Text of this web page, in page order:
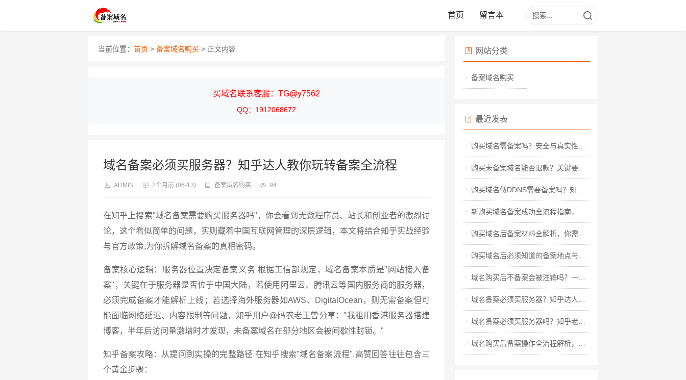
首页 留言本
当前位置： 首页 > 备案域名购买 > 正文内容
买域名联系客服：TG@y7562
QQ：1912068672
域名备案必须买服务器？知乎达人教你玩转备案全流程
ADMIN 2个月前 (06-13) 备案域名购买 94
在知乎上搜索"域名备案需要购买服务器吗"，你会看到无数程序员、站长和创业者的激烈讨
论，这个看似简单的问题，实则藏着中国互联网管理的深层逻辑，本文将结合知乎实战经验
与官方政策,为你拆解域名备案的真相密码。
备案核心逻辑：服务器位置决定备案义务 根据工信部规定，域名备案本质是"网站接入备
案"，关键在于服务器是否位于中国大陆，若使用阿里云、腾讯云等国内服务商的服务器，
必须完成备案才能解析上线；若选择海外服务器如AWS、DigitalOcean，则无需备案但可
能面临网络延迟、内容限制等问题，知乎用户@码农老王曾分享："我租用香港服务器搭建
博客，半年后访问量激增时才发现，未备案域名在部分地区会被间歇性封锁。"
知乎备案攻略：从提问到实操的完整路径 在知乎搜索"域名备案流程",高赞回答往往包含三
个黄金步骤：
网站分类
备案域名购买
最近发表
购买域名需备案吗？安全与真实性深度解析
购买未备案域名能否退款？关键要点与实操指南
购买域名做DDNS需要备案吗？知乎热议背后的实操指南
新购买域名备案成功全流程指南，从材料准备到审核通过的详细步骤
购买域名后备案材料全解析，你需要准备哪些关键资料？
购买域名后必须知道的备案地点与流程全解析
域名购买后不备案会被注销吗？一文读懂备案规则与风险规避
域名备案必须买服务器？知乎达人教你玩转备案全流程
域名备案必须买服务器吗？知乎老用户深度解析备案真相
域名购买后备案操作全流程解析，从材料准备到审核通过的详细指南